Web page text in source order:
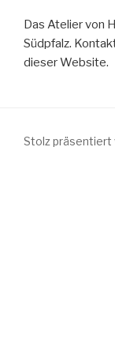
Das Atelier von
Südpfalz.
dieser Website.
Stolz präsentiert